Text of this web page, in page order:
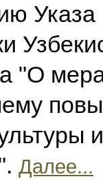
Указа
"О
Далее...